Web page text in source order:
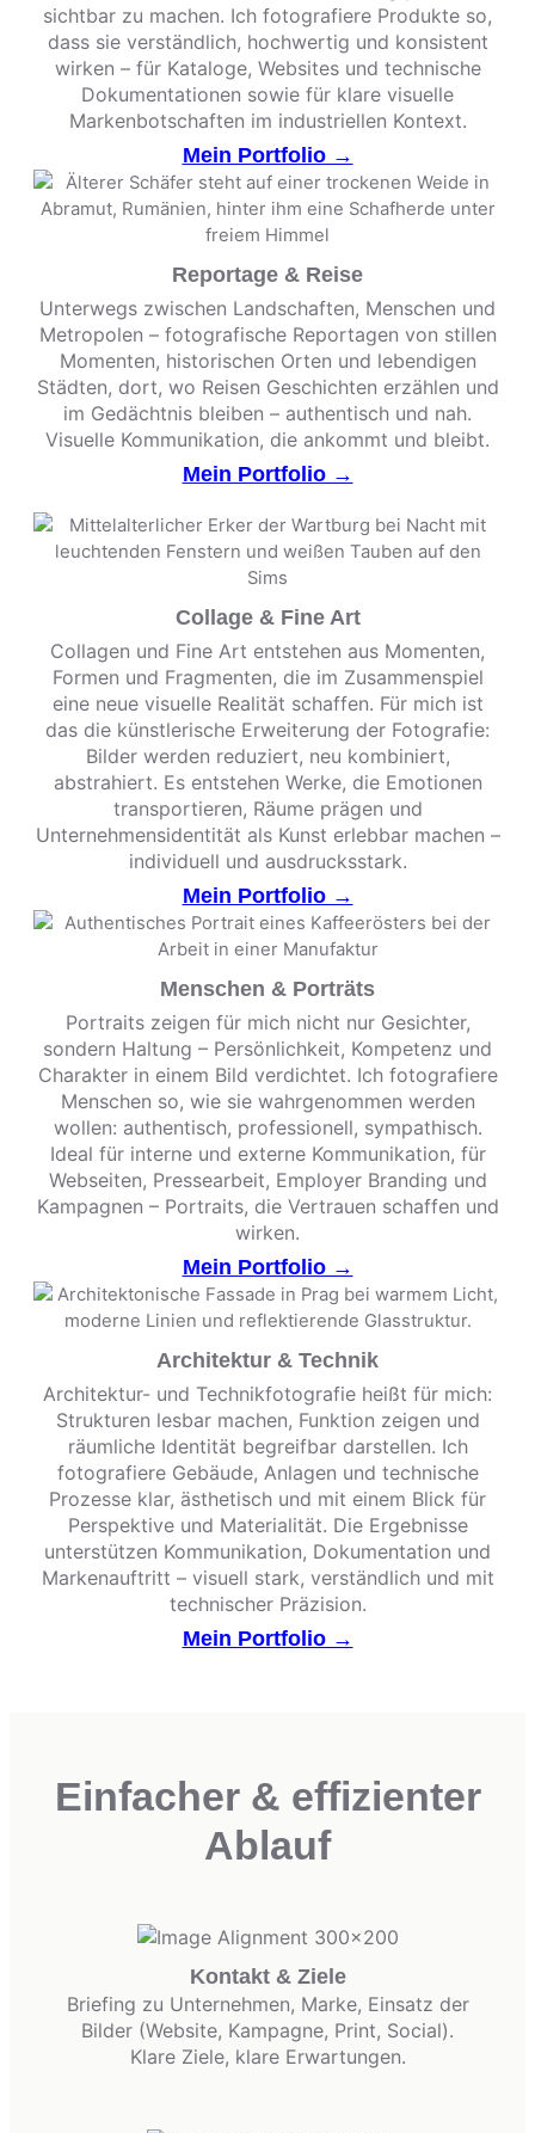
sichtbar zu machen. Ich fotografiere Produkte so,
dass sie verständlich, hochwertig und konsistent
wirken – für Kataloge, Websites und technische
Dokumentationen sowie für klare visuelle
Markenbotschaften im industriellen Kontext.
Mein Portfolio →
Reportage & Reise
Unterwegs zwischen Landschaften, Menschen und
Metropolen – fotografische Reportagen von stillen
Momenten, historischen Orten und lebendigen
Städten, dort, wo Reisen Geschichten erzählen und
im Gedächtnis bleiben – authentisch und nah.
Visuelle Kommunikation, die ankommt und bleibt.
Mein Portfolio →
Collage & Fine Art
Collagen und Fine Art entstehen aus Momenten,
Formen und Fragmenten, die im Zusammenspiel
eine neue visuelle Realität schaffen. Für mich ist
das die künstlerische Erweiterung der Fotografie:
Bilder werden reduziert, neu kombiniert,
abstrahiert. Es entstehen Werke, die Emotionen
transportieren, Räume prägen und
Unternehmensidentität als Kunst erlebbar machen –
individuell und ausdrucksstark.
Mein Portfolio →
Menschen & Porträts
Portraits zeigen für mich nicht nur Gesichter,
sondern Haltung – Persönlichkeit, Kompetenz und
Charakter in einem Bild verdichtet. Ich fotografiere
Menschen so, wie sie wahrgenommen werden
wollen: authentisch, professionell, sympathisch.
Ideal für interne und externe Kommunikation, für
Webseiten, Pressearbeit, Employer Branding und
Kampagnen – Portraits, die Vertrauen schaffen und
wirken.
Mein Portfolio →
Architektur & Technik
Architektur- und Technikfotografie heißt für mich:
Strukturen lesbar machen, Funktion zeigen und
räumliche Identität begreifbar darstellen. Ich
fotografiere Gebäude, Anlagen und technische
Prozesse klar, ästhetisch und mit einem Blick für
Perspektive und Materialität. Die Ergebnisse
unterstützen Kommunikation, Dokumentation und
Markenauftritt – visuell stark, verständlich und mit
technischer Präzision.
Mein Portfolio →
Einfacher & effizienter
Ablauf
Kontakt & Ziele
Briefing zu Unternehmen, Marke, Einsatz der
Bilder (Website, Kampagne, Print, Social).
Klare Ziele, klare Erwartungen.